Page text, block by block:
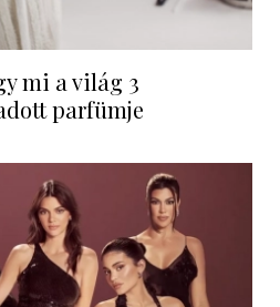
mi a világ 3
parfümje